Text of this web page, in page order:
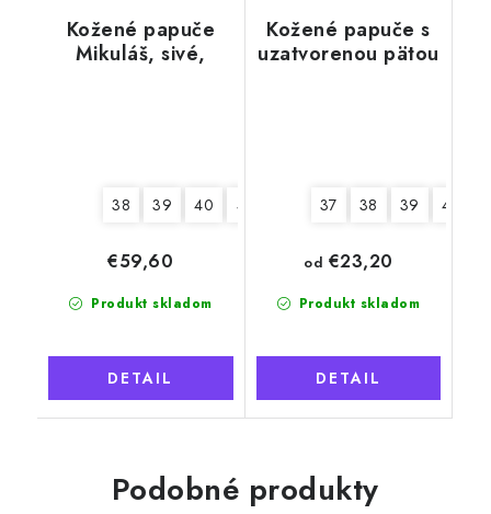
Kožené papuče
Mikuláš, sivé,
38 39 40 41 43 44 45 46
Produkt skladom
€59,60
DETAIL
Kožené papuče s
uzatvorenou pätou
37 38 39 40
Produkt skladom
od €23,20
DETAIL
Podobné produkty